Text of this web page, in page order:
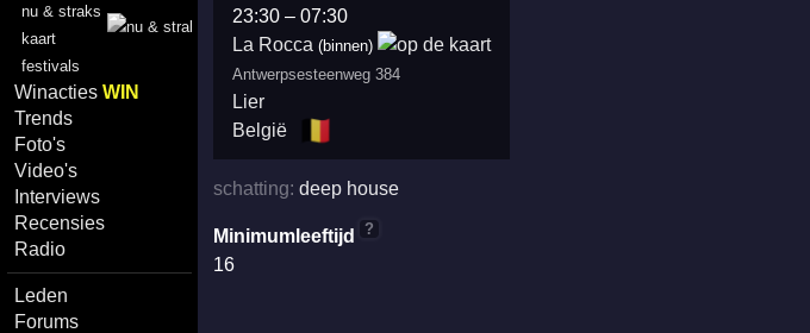
nu & straks
kaart
festivals
WinactiesWIN
Trends
Foto's
Video's
Interviews
Recensies
Radio
Leden
Forums
23:30– 07:30
La Rocca (binnen)
Antwerpsesteenweg 384
Lier
België
🇧🇪
schatting: deep house
Minimumleeftijd ?
16